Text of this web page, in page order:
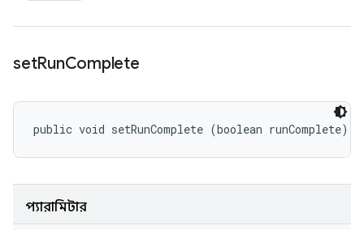
setRunComplete
public void setRunComplete (boolean runComplete)
প্যারামিটার